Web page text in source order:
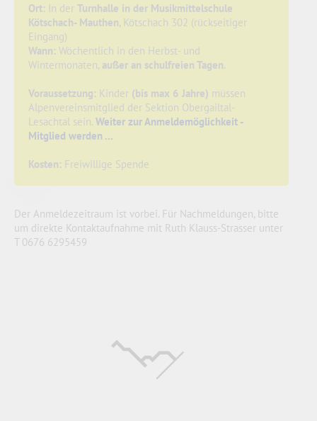
Ort: In der Turnhalle in der Musikmittelschule
Kötschach- Mauthen, Kötschach 302 (rückseitiger
Eingang)
Wann: Wöchentlich in den Herbst- und
Wintermonaten, außer an schulfreien Tagen.
Voraussetzung: Kinder (bis max 6 Jahre) müssen
Alpenvereinsmitglied der Sektion Obergailtal-
Lesachtal sein. Weiter zur Anmeldemöglichkeit -
Mitglied werden ...
Kosten: Freiwillige Spende
Der Anmeldezeitraum ist vorbei. Für Nachmeldungen, bitte
um direkte Kontaktaufnahme mit Ruth Klauss-Strasser unter
T 0676 6295459